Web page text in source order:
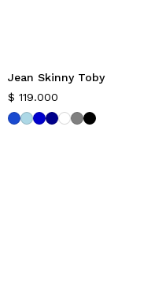
Jean Skinny Toby
$ 119.000